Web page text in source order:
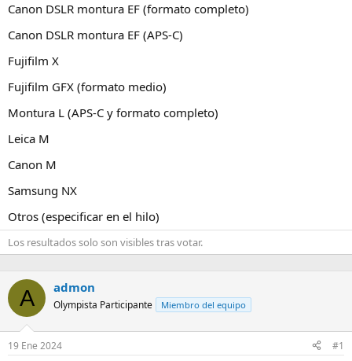
Canon DSLR montura EF (formato completo)
Canon DSLR montura EF (APS-C)
Fujifilm X
Fujifilm GFX (formato medio)
Montura L (APS-C y formato completo)
Leica M
Canon M
Samsung NX
Otros (especificar en el hilo)
Los resultados solo son visibles tras votar.
A admon
Olympista Participante Miembro del equipo
19 Ene 2024 #1